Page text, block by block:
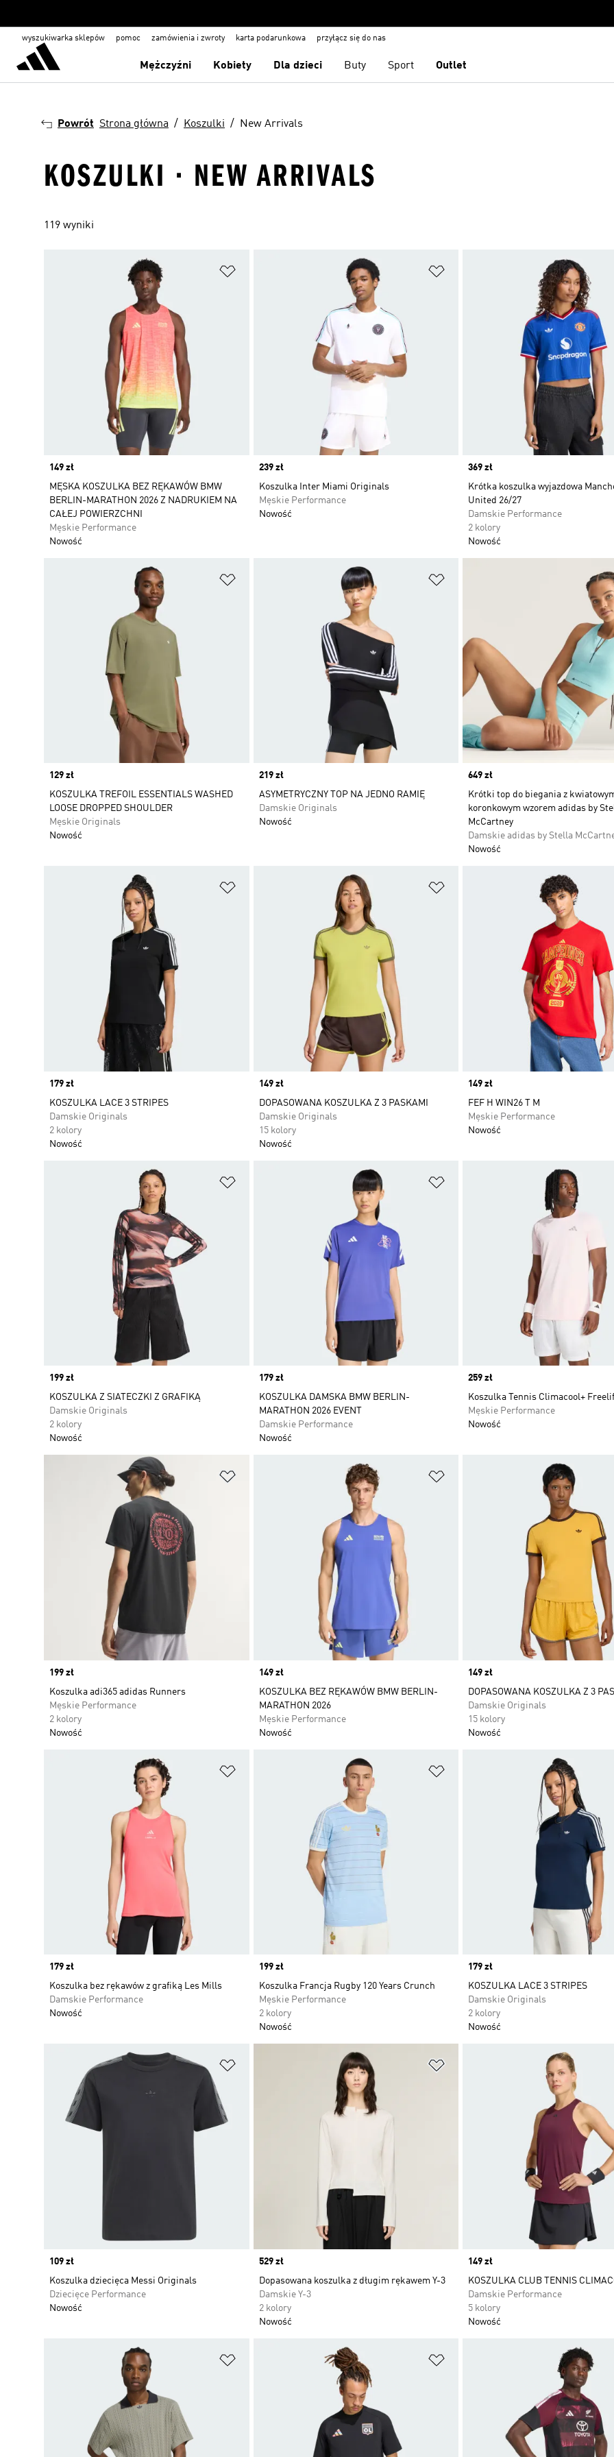
wyszukiwarka sklepów pomoc zamówienia i zwroty karta podarunkowa przyłącz się do nas
Mężczyźni Kobiety Dla dzieci Buty Sport Outlet
Powrót Strona główna Koszulki New Arrivals
KOSZULKI · NEW ARRIVALS
119 wyniki
Price
149 zł
MĘSKA KOSZULKA BEZ RĘKAWÓW BMW
BERLIN-MARATHON 2026 Z NADRUKIEM NA
CAŁEJ POWIERZCHNI
Męskie Performance
Nowość
Dodaj do listy życzeń
Price
239 zł
Koszulka Inter Miami Originals
Męskie Performance
Nowość
Price
369 zł
Krótka koszulka wyjazdowa
United 26/27
Damskie Performance
2 kolory
Nowość
Price
129 zł
KOSZULKA TREFOIL ESSENTIALS WASHED
LOOSE DROPPED SHOULDER
Męskie Originals
Nowość
Price
219 zł
ASYMETRYCZNY TOP NA JEDNO RAMIĘ
Damskie Originals
Nowość
Price
649 zł
Krótki top do biegania z
koronkowym wzorem adidas by
McCartney
Damskie adidas by Stella
Nowość
Price
179 zł
KOSZULKA LACE 3 STRIPES
Damskie Originals
2 kolory
Nowość
Dodaj do listy życzeń
Price
149 zł
DOPASOWANA KOSZULKA Z 3 PASKAMI
Damskie Originals
15 kolory
Nowość
Price
149 zł
FEF H WIN26 T M
Męskie Performance
Nowość
Price
199 zł
KOSZULKA Z SIATECZKI Z GRAFIKĄ
Damskie Originals
2 kolory
Nowość
Dodaj do listy życzeń
Price
179 zł
KOSZULKA DAMSKA BMW BERLIN-
MARATHON 2026 EVENT
Damskie Performance
Nowość
Price
259 zł
Koszulka Tennis Climacool+
Męskie Performance
Nowość
Price
199 zł
Koszulka adi365 adidas Runners
Męskie Performance
2 kolory
Nowość
Dodaj do listy życzeń
Price
149 zł
KOSZULKA BEZ RĘKAWÓW BMW BERLIN-
MARATHON 2026
Męskie Performance
Nowość
Price
149 zł
DOPASOWANA KOSZULKA Z 3
Damskie Originals
15 kolory
Nowość
Price
179 zł
Koszulka bez rękawów z grafiką Les Mills
Damskie Performance
Nowość
Price
199 zł
Koszulka Francja Rugby 120 Years Crunch
Męskie Performance
2 kolory
Nowość
Price
179 zł
KOSZULKA LACE 3 STRIPES
Damskie Originals
2 kolory
Nowość
Price
109 zł
Koszulka dziecięca Messi Originals
Dziecięce Performance
Nowość
Price
529 zł
Dopasowana koszulka z długim rękawem Y-3
Damskie Y-3
2 kolory
Nowość
Price
149 zł
KOSZULKA CLUB TENNIS
Damskie Performance
5 kolory
Nowość
Dodaj do listy życzeń